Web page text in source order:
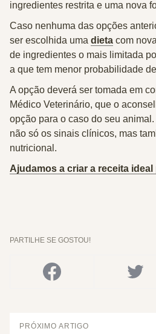
ingredientes restrita e uma nova
Caso nenhuma das opções
ser escolhida uma dieta com
de ingredientes o mais limitada
a que tem menor probabilidade
A opção deverá ser tomada em
Médico Veterinário, que o
opção para o caso do seu
não só os sinais clínicos, mas
nutricional.
Ajudamos a criar a receita
PARTILHE SE GOSTOU!
PRÓXIMO ARTIGO